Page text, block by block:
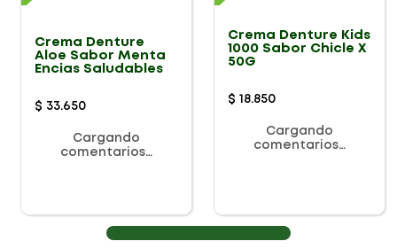
Crema Denture
Aloe Sabor Menta
Encias Saludables
$ 33.650
Cargando
comentarios…
Crema Denture Kids
1000 Sabor Chicle X
50G
$ 18.850
Cargando
comentarios…